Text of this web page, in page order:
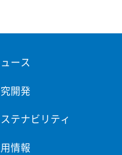
ース
開発
テナビリティ
情報